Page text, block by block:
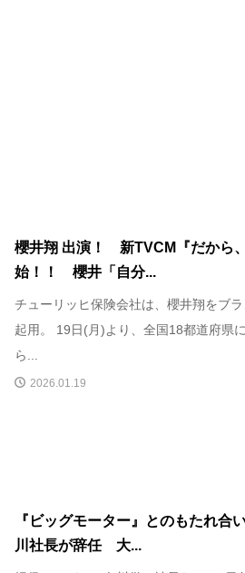
櫻井翔 出演！ 新TVCM『だから
始！！ 櫻井「自分...
チューリッヒ保険会社は、櫻井翔をブ
起用。 19日(月)より、全国18都道府県
ら...
2026.01.19
『ビッグモーター』とのもたれ
川社長が辞任 大...